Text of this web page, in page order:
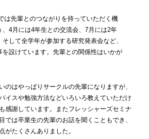
は先輩とのつながりを持っていただく機
、4月には4年生との交流会、7月には2年
して全学年が参加する研究発表会など、
を設けています。先輩との関係性はいかが
のはやっぱりサークルの先輩になりますが、
イスや勉強方法などいろいろ教えていただけ
感謝しています。またフレッシャーズセミナ
では卒業生の先輩のお話を聞くこともでき、
がたくさんありました。